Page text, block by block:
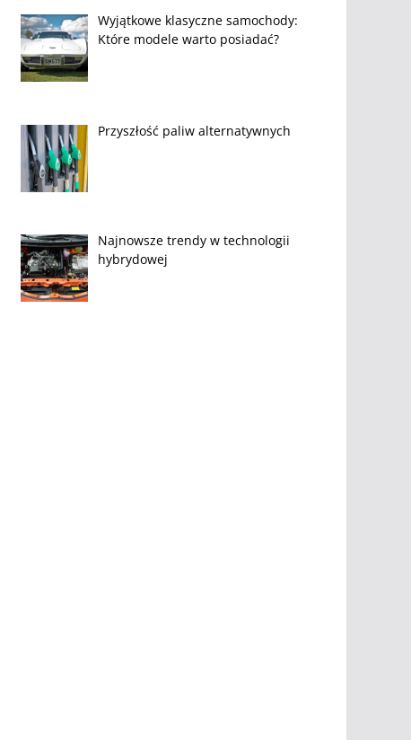
Wyjątkowe klasyczne samochody:
Które modele warto posiadać?
Przyszłość paliw alternatywnych
Najnowsze trendy w technologii
hybrydowej